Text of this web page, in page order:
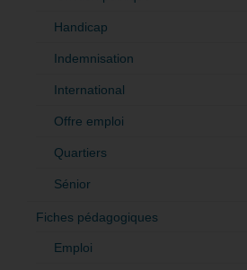
Handicap
Indemnisation
International
Offre emploi
Quartiers
Sénior
Fiches pédagogiques
Emploi